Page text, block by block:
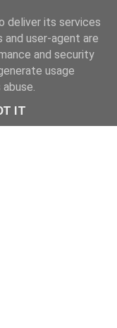
deliver its services
and user-agent are
and security
usage
IT